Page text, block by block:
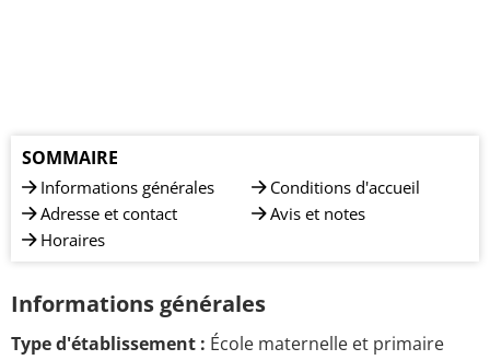
SOMMAIRE
Informations générales
Adresse et contact
Horaires
Conditions d'accueil
Avis et notes
Informations générales
Type d'établissement : École maternelle et primaire